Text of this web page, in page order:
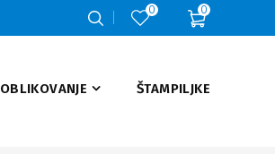
0
0
OBLIKOVANJE ŠTAMPILJKE